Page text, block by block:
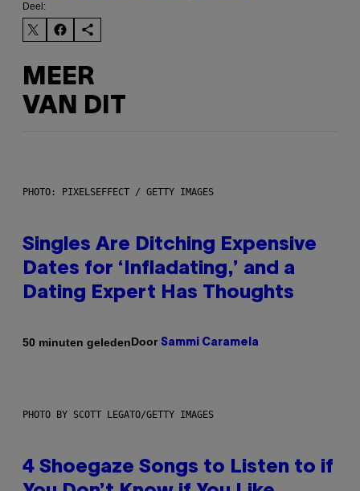
Deel:
MEER
VAN DIT
PHOTO: PIXELSEFFECT / GETTY IMAGES
Singles Are Ditching Expensive
Dates for ‘Infladating,’ and a
Dating Expert Has Thoughts
50 minuten geledenDoor Sammi Caramela
PHOTO BY SCOTT LEGATO/GETTY IMAGES
4 Shoegaze Songs to Listen to if